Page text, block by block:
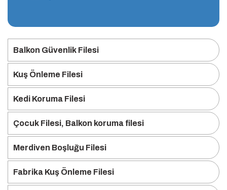
Balkon Güvenlik Filesi
Kuş Önleme Filesi
Kedi Koruma Filesi
Çocuk Filesi, Balkon koruma filesi
Merdiven Boşluğu Filesi
Fabrika Kuş Önleme Filesi